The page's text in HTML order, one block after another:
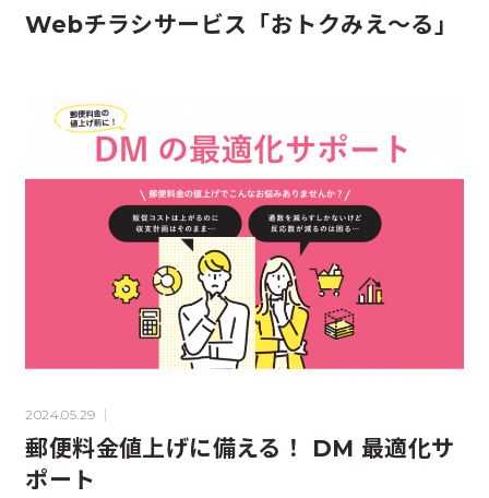
Webチラシサービス「おトクみえ～る」
2024.05.29
郵便料金値上げに備える！ DM 最適化サ
ポート